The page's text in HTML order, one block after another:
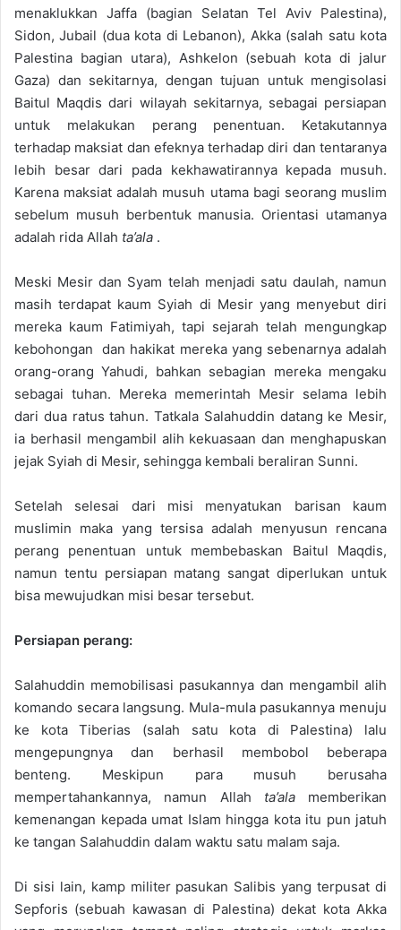
menaklukkan Jaffa (bagian Selatan Tel Aviv Palestina),
Sidon, Jubail (dua kota di Lebanon), Akka (salah satu kota
Palestina bagian utara), Ashkelon (sebuah kota di jalur
Gaza) dan sekitarnya, dengan tujuan untuk mengisolasi
Baitul Maqdis dari wilayah sekitarnya, sebagai persiapan
untuk melakukan perang penentuan. Ketakutannya
terhadap maksiat dan efeknya terhadap diri dan tentaranya
lebih besar dari pada kekhawatirannya kepada musuh.
Karena maksiat adalah musuh utama bagi seorang muslim
sebelum musuh berbentuk manusia. Orientasi utamanya
adalah rida Allah ta’ala .
Meski Mesir dan Syam telah menjadi satu daulah, namun
masih terdapat kaum Syiah di Mesir yang menyebut diri
mereka kaum Fatimiyah, tapi sejarah telah mengungkap
kebohongan dan hakikat mereka yang sebenarnya adalah
orang-orang Yahudi, bahkan sebagian mereka mengaku
sebagai tuhan. Mereka memerintah Mesir selama lebih
dari dua ratus tahun. Tatkala Salahuddin datang ke Mesir,
ia berhasil mengambil alih kekuasaan dan menghapuskan
jejak Syiah di Mesir, sehingga kembali beraliran Sunni.
Setelah selesai dari misi menyatukan barisan kaum
muslimin maka yang tersisa adalah menyusun rencana
perang penentuan untuk membebaskan Baitul Maqdis,
namun tentu persiapan matang sangat diperlukan untuk
bisa mewujudkan misi besar tersebut.
Persiapan perang:
Salahuddin memobilisasi pasukannya dan mengambil alih
komando secara langsung. Mula-mula pasukannya menuju
ke kota Tiberias (salah satu kota di Palestina) lalu
mengepungnya dan berhasil membobol beberapa
benteng. Meskipun para musuh berusaha
mempertahankannya, namun Allah ta’alamemberikan
kemenangan kepada umat Islam hingga kota itu pun jatuh
ke tangan Salahuddin dalam waktu satu malam saja.
Di sisi lain, kamp militer pasukan Salibis yang terpusat di
Sepforis (sebuah kawasan di Palestina) dekat kota Akka